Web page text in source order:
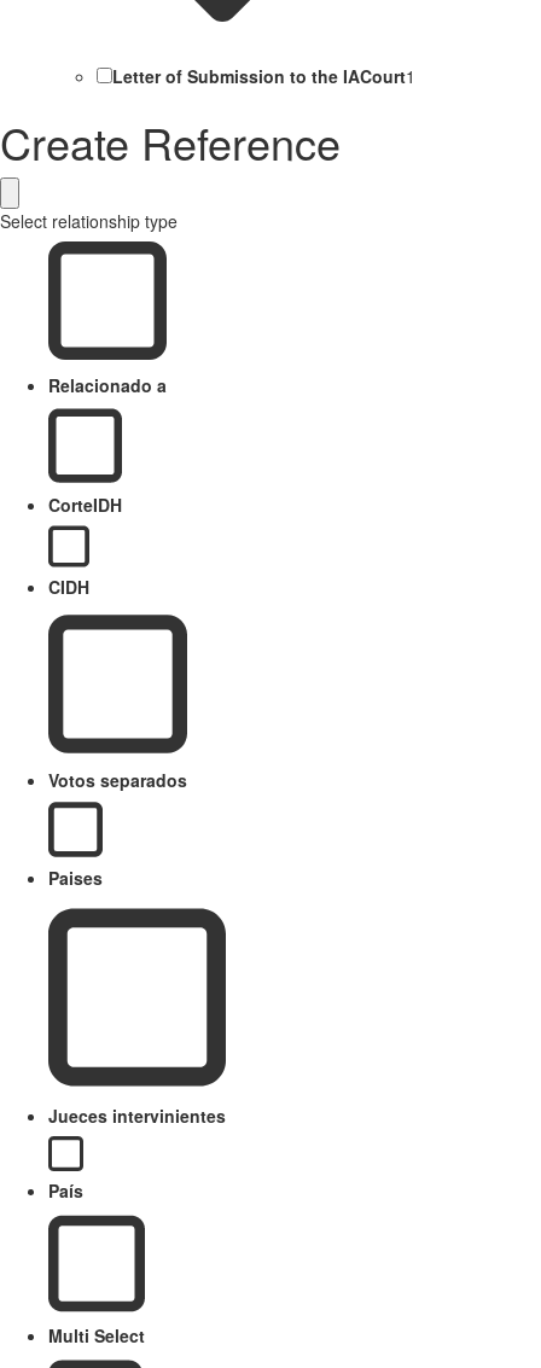
Letter of Submission to the IACourt1
Create Reference
Select relationship type
Relacionado a
CorteIDH
CIDH
Votos separados
Paises
Jueces intervinientes
País
Multi Select